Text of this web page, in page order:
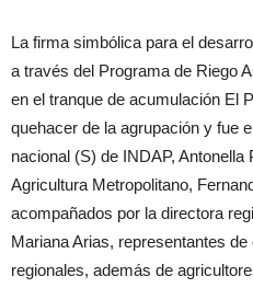
La firma simbólica para el
a través del Programa de Riego
en el tranque de acumulación El
quehacer de la agrupación y fue
nacional (S) de INDAP,
Agricultura Metropolitano,
acompañados por la directora
Mariana Arias, representantes
regionales, además de